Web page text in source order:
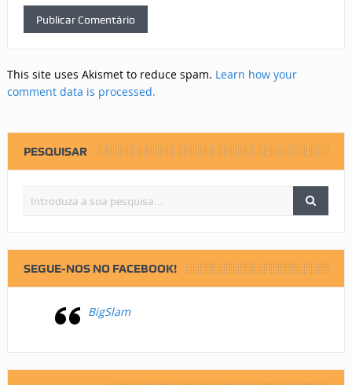
This site uses Akismet to reduce spam. Learn how your
comment data is processed.
PESQUISAR
SEGUE-NOS NO FACEBOOK!
BigSlam